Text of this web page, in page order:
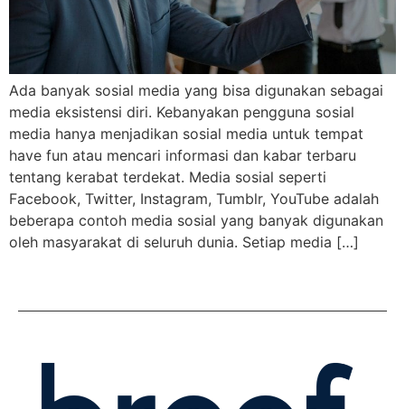
Ada banyak sosial media yang bisa digunakan sebagai
media eksistensi diri. Kebanyakan pengguna sosial
media hanya menjadikan sosial media untuk tempat
have fun atau mencari informasi dan kabar terbaru
tentang kerabat terdekat. Media sosial seperti
Facebook, Twitter, Instagram, Tumblr, YouTube adalah
beberapa contoh media sosial yang banyak digunakan
oleh masyarakat di seluruh dunia. Setiap media […]